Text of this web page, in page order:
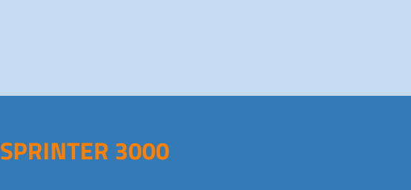
SPRINTER 3000